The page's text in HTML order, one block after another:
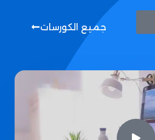
جميع الكورسات